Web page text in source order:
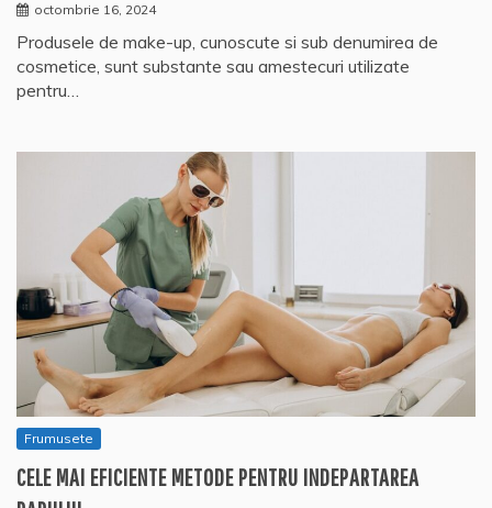
octombrie 16, 2024
Produsele de make-up, cunoscute si sub denumirea de
cosmetice, sunt substante sau amestecuri utilizate
pentru…
Frumusete
CELE MAI EFICIENTE METODE PENTRU INDEPARTAREA